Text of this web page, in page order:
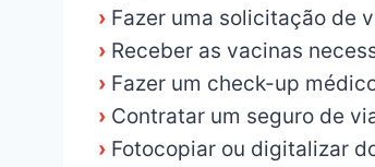
› Fazer uma solicitação de
› Receber as vacinas
› Fazer um check-up
› Contratar um seguro de
› Fotocopiar ou digitalizar